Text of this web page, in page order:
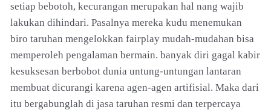
setiap bebotoh, kecurangan merupakan hal nang wajib
lakukan dihindari. Pasalnya mereka kudu menemukan
biro taruhan mengelokkan fairplay mudah-mudahan bisa
memperoleh pengalaman bermain. banyak diri gagal kabir
kesuksesan berbobot dunia untung-untungan lantaran
membuat dicurangi karena agen-agen artifisial. Maka dari
itu bergabunglah di jasa taruhan resmi dan terpercaya